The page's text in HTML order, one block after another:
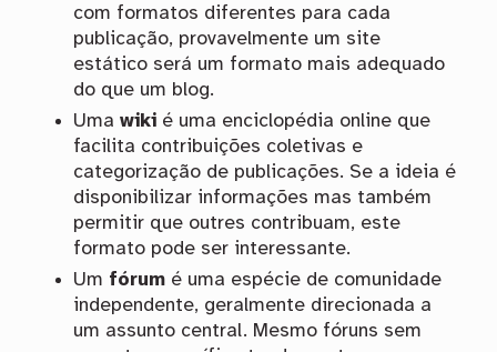
com formatos diferentes para cada
publicação, provavelmente um site
estático será um formato mais adequado
do que um blog.
Uma wikié uma enciclopédia online que
facilita contribuições coletivas e
categorização de publicações. Se a ideia é
disponibilizar informações mas também
permitir que outres contribuam, este
formato pode ser interessante.
Um fórumé uma espécie de comunidade
independente, geralmente direcionada a
um assunto central. Mesmo fóruns sem